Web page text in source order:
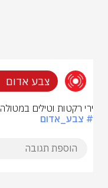
צבע אדום
ירי רקטות וטילים במטולה
# צבע_אדום